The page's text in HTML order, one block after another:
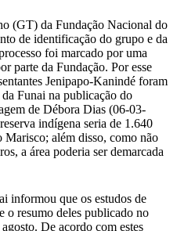
(GT) da Fundação Nacional do
de identificação do grupo e da
foi marcado por uma
parte da Fundação. Por esse
Jenipapo-Kanindé foram
Funai na publicação do
de Débora Dias (06-03-
indígena seria de 1.640
Marisco; além disso, como não
a área poderia ser demarcada
informou que os estudos de
o resumo deles publicado no
De acordo com estes